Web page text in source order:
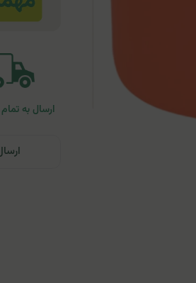
ارسال به
ارسال